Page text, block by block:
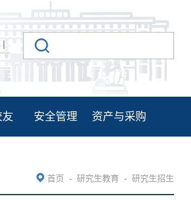
|
友 安全管理 资产与采购
首页 - 研究生教育 - 研究生招生